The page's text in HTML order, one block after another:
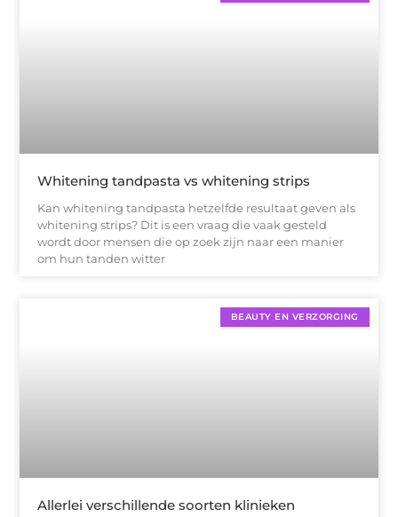
Whitening tandpasta vs whitening strips
Kan whitening tandpasta hetzelfde resultaat geven als
whitening strips? Dit is een vraag die vaak gesteld
wordt door mensen die op zoek zijn naar een manier
om hun tanden witter
BEAUTY EN VERZORGING
Allerlei verschillende soorten klinieken